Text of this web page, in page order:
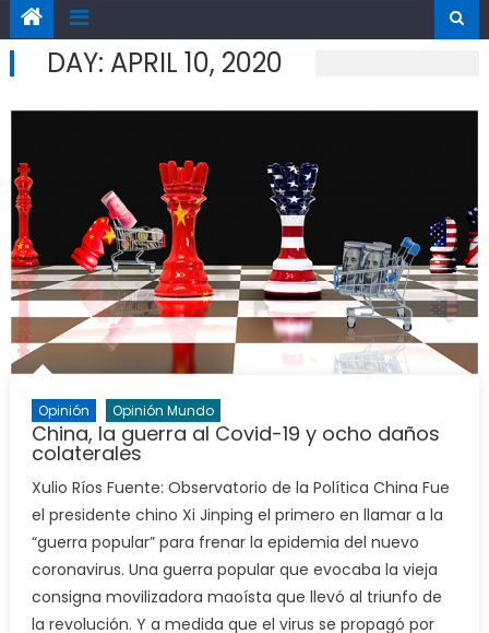
DAY: APRIL 10, 2020
Opinión Opinión Mundo
China, la guerra al Covid-19 y ocho daños
colaterales
Xulio Ríos Fuente: Observatorio de la Política China Fue
el presidente chino Xi Jinping el primero en llamar a la
“guerra popular” para frenar la epidemia del nuevo
coronavirus. Una guerra popular que evocaba la vieja
consigna movilizadora maoísta que llevó al triunfo de
la revolución. Y a medida que el virus se propagó por